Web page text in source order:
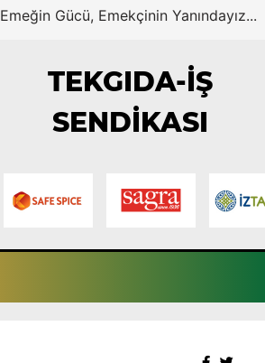
Emeğin Gücü, Emekçinin Yanındayız...
TEKGIDA-İŞ
SENDİKASI